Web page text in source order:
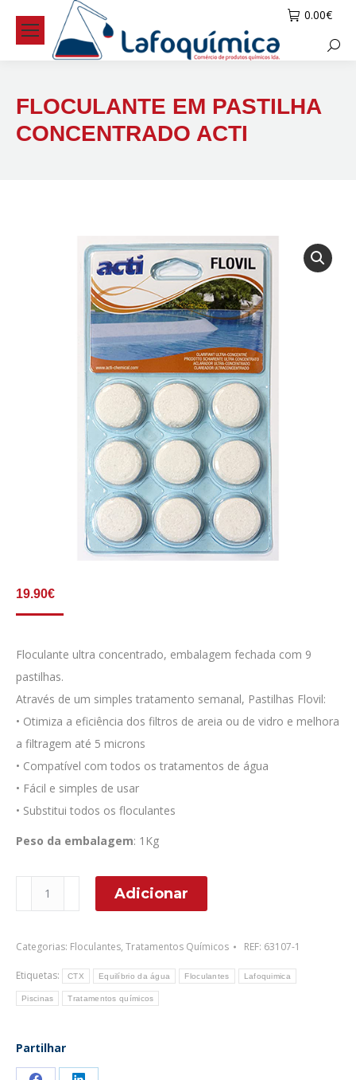
0.00€
FLOCULANTE EM PASTILHA
CONCENTRADO ACTI
19.90€
Floculante ultra concentrado, embalagem fechada com 9
pastilhas.
Através de um simples tratamento semanal, Pastilhas Flovil:
• Otimiza a eficiência dos filtros de areia ou de vidro e melhora
a filtragem até 5 microns
• Compatível com todos os tratamentos de água
• Fácil e simples de usar
• Substitui todos os floculantes
Peso da embalagem: 1Kg
de
em
pastilha
concentrado
Adicionar
Categorias: Floculantes, Tratamentos Químicos REF: 63107-1
Etiquetas: CTX Equilíbrio da água Floculantes Lafoquimica
Piscinas Tratamentos químicos
Partilhar